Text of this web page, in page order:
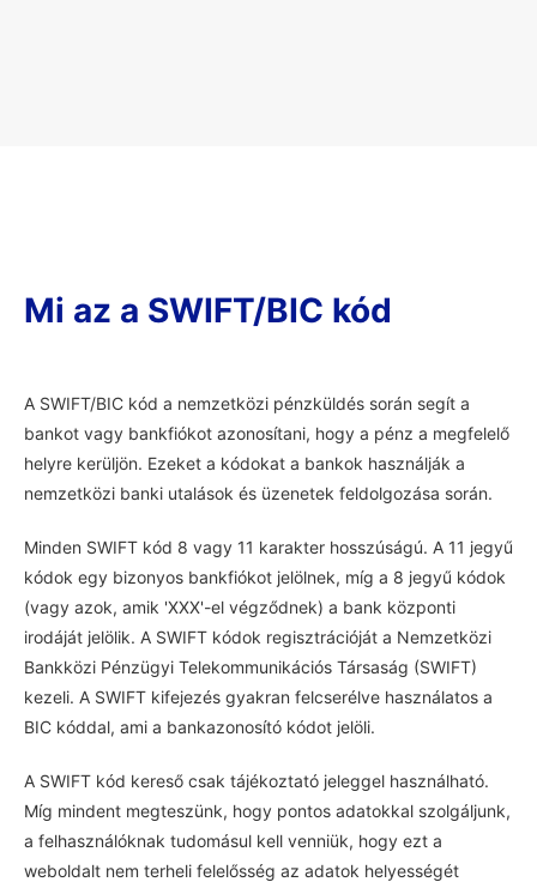
Mi az a SWIFT/BIC kód
A SWIFT/BIC kód a nemzetközi pénzküldés során segít a
bankot vagy bankfiókot azonosítani, hogy a pénz a megfelelő
helyre kerüljön. Ezeket a kódokat a bankok használják a
nemzetközi banki utalások és üzenetek feldolgozása során.
Minden SWIFT kód 8 vagy 11 karakter hosszúságú. A 11 jegyű
kódok egy bizonyos bankfiókot jelölnek, míg a 8 jegyű kódok
(vagy azok, amik 'XXX'-el végződnek) a bank központi
irodáját jelölik. A SWIFT kódok regisztrációját a Nemzetközi
Bankközi Pénzügyi Telekommunikációs Társaság (SWIFT)
kezeli. A SWIFT kifejezés gyakran felcserélve használatos a
BIC kóddal, ami a bankazonosító kódot jelöli.
A SWIFT kód kereső csak tájékoztató jeleggel használható.
Míg mindent megteszünk, hogy pontos adatokkal szolgáljunk,
a felhasználóknak tudomásul kell venniük, hogy ezt a
weboldalt nem terheli felelősség az adatok helyességét